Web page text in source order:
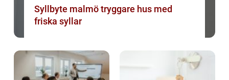
Syllbyte malmö tryggare hus med
friska syllar